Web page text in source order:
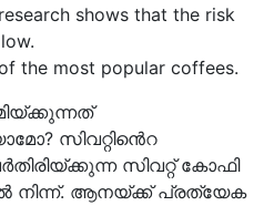
shows that the risk
the most popular coffees.
സിവറ്റിൻെറ
സിവറ്റ് കോഫി
നിന്ന്. ആനയ്ക്ക് പ്രത്യേക